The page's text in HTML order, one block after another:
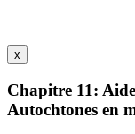
x
Chapitre 11:
Autochtones en